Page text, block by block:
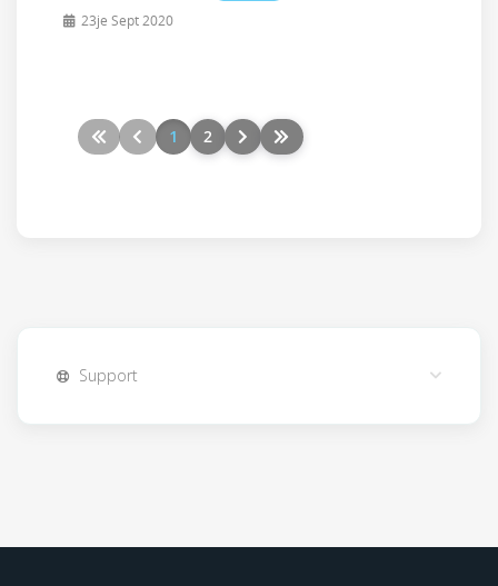
23je Sept 2020
1 2
Support